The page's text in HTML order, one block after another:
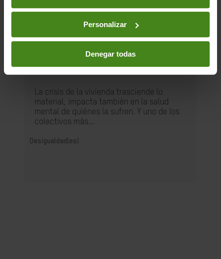
Personalizar
Denegar todas
16.06.2026
Habitar la incertidumbre: vivienda,
juventud y malestar estructural
La crisis de la vivienda trasciende lo
material, impacta también en la salud
mental de quiénes la sufren. Y uno de los
colectivos más...
Desigualdad(es)